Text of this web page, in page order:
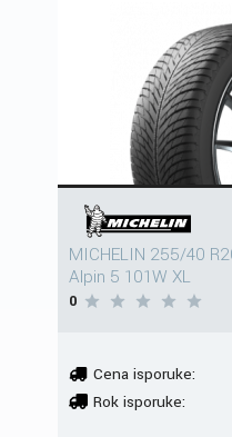
MICHELIN 255/40
Alpin 5 101W XL
0
Cena isporuke:
Rok isporuke: